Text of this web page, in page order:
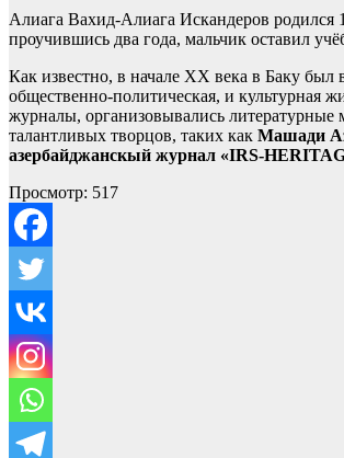
Алиага Вахид-Алиага Искандеров родился
проучившись два года, мальчик оставил
Как известно, в начале XX века в Баку
общественно-политическая, и культурная
журналы, организовывались
талантливых творцов, таких как Машади
азербайджанскый журнал «IRS-
Просмотр: 517